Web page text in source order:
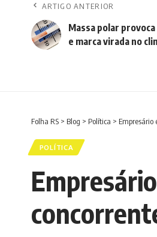
ARTIGO ANTERIOR
Massa polar
e marca virada no
Folha RS > Blog > Política > Empresário
POLÍTICA